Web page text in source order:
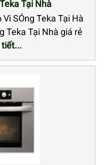
Tại Nhà
SÓng Teka Tại Hà
Teka Tại Nhà giá rẻ